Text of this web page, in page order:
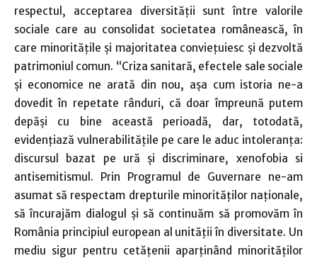
respectul, acceptarea diversităţii sunt între valorile
sociale care au consolidat societatea românească, în
care minorităţile şi majoritatea convieţuiesc şi dezvoltă
patrimoniul comun. “Criza sanitară, efectele sale sociale
şi economice ne arată din nou, aşa cum istoria ne-a
dovedit în repetate rânduri, că doar împreună putem
depăşi cu bine această perioadă, dar, totodată,
evidenţiază vulnerabilităţile pe care le aduc intoleranţa:
discursul bazat pe ură şi discriminare, xenofobia si
antisemitismul. Prin Programul de Guvernare ne-am
asumat să respectam drepturile minorităţilor naţionale,
să încurajăm dialogul şi să continuăm să promovăm în
România principiul european al unităţii în diversitate. Un
mediu sigur pentru cetăţenii aparţinând minorităţilor